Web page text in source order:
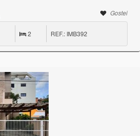
Gostei
2 REF.: IMB392